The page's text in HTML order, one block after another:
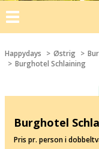
Toggle
navigation
Happydays Østrig
Burghotel Schlaining
Burghotel
Pris pr. person i